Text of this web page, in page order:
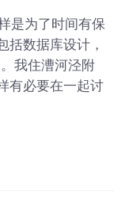
是为了时间有保
括数据库设计，
我住漕河泾附
有必要在一起讨